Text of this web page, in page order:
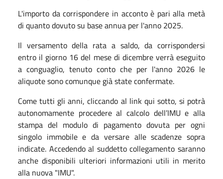
L'importo da corrispondere in acconto è pari alla metà
di quanto dovuto su base annua per l'anno 2025.
Il versamento della rata a saldo, da corrispondersi
entro il giorno 16 del mesedi dicembreverrà eseguito
a conguaglio, tenuto conto che per l'anno 2026 le
aliquote sono comunque già state confermate.
Come tutti gli anni, cliccando al link qui sotto, si potrà
autonomamente procedere al calcolo dell’IMU e alla
stampa del modulo di pagamento dovuta per ogni
singolo immobile e da versare alle scadenze sopra
indicate. Accedendo al suddetto collegamento saranno
anche disponibili ulteriori informazioni utili in merito
alla nuova "IMU".